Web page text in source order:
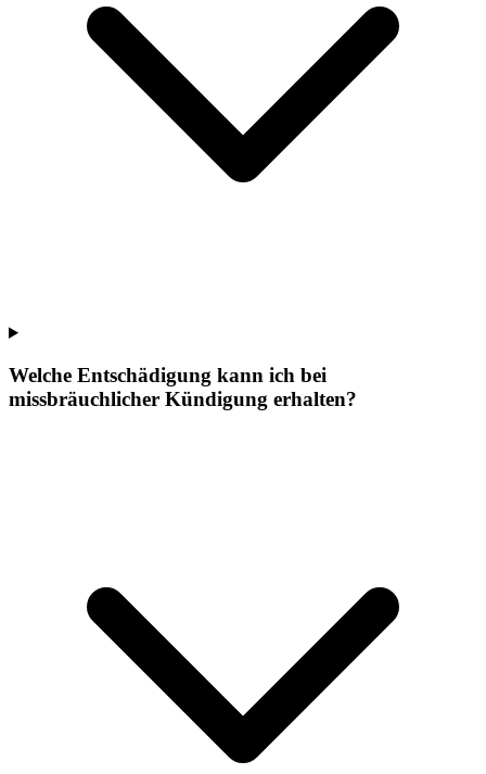
Welche Entschädigung kann ich bei
missbräuchlicher Kündigung erhalten?